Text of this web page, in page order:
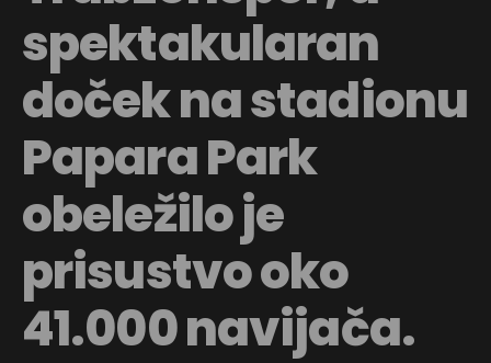
spektakularan
doček na stadionu
Papara Park
obeležilo je
prisustvo oko
41.000 navijača.